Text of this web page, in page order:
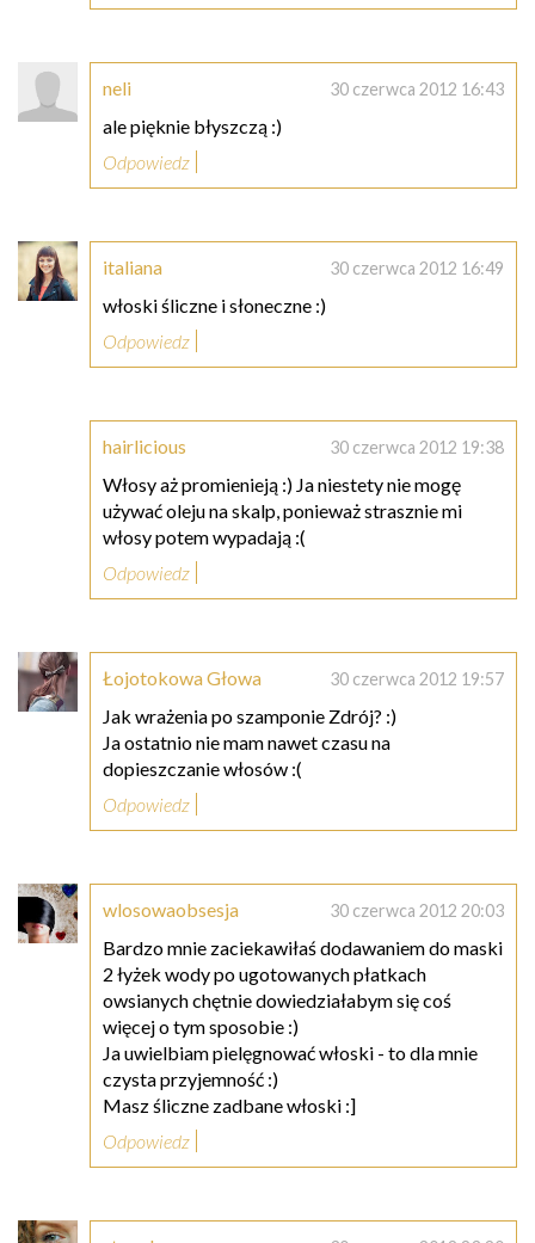
neli 30 czerwca 2012 16:43
ale pięknie błyszczą :)
Odpowiedz
italiana 30 czerwca 2012 16:49
włoski śliczne i słoneczne :)
Odpowiedz
hairlicious 30 czerwca 2012 19:38
Włosy aż promienieją :) Ja niestety nie mogę
używać oleju na skalp, ponieważ strasznie mi
włosy potem wypadają :(
Odpowiedz
Łojotokowa Głowa 30 czerwca 2012 19:57
Jak wrażenia po szamponie Zdrój? :)
Ja ostatnio nie mam nawet czasu na
dopieszczanie włosów :(
Odpowiedz
wlosowaobsesja 30 czerwca 2012 20:03
Bardzo mnie zaciekawiłaś dodawaniem do maski
2 łyżek wody po ugotowanych płatkach
owsianych chętnie dowiedziałabym się coś
więcej o tym sposobie :)
Ja uwielbiam pielęgnować włoski - to dla mnie
czysta przyjemność :)
Masz śliczne zadbane włoski :]
Odpowiedz